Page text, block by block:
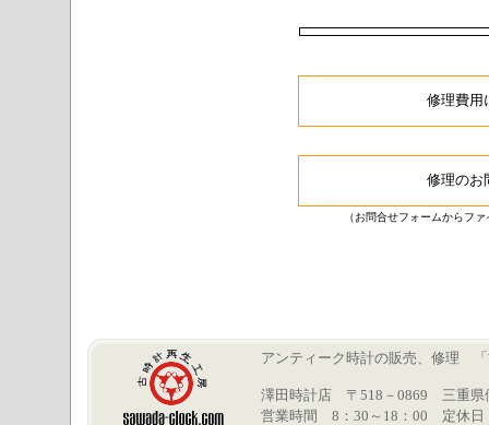
修理費用
修理のお
（お問合せフォームからフ
アンティーク時計の販売、修理
澤田時計店 〒518－0869 三重県
営業時間 8：30～18：00 定休日